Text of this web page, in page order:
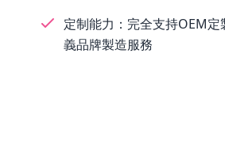
定制能力：完全支持OEM
義品牌製造服務